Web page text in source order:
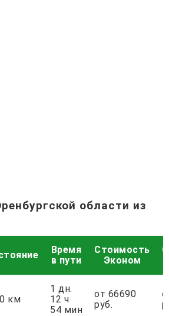
области из
Время
в пути
Стоимость
Эконом
км
1 дн.
12 ч
54 мин
от 66690
руб.